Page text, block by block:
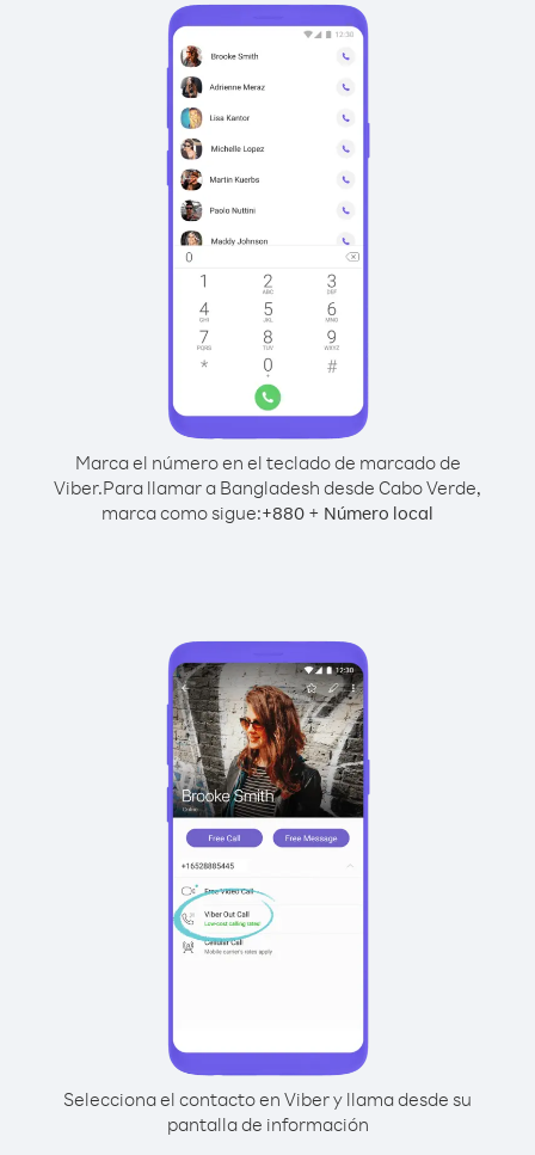
Marca el número en el teclado de marcado de
Viber.Para llamar a Bangladesh desde Cabo Verde,
marca como sigue:+880 + Número local
Selecciona el contacto en Viber y llama desde su
pantalla de información